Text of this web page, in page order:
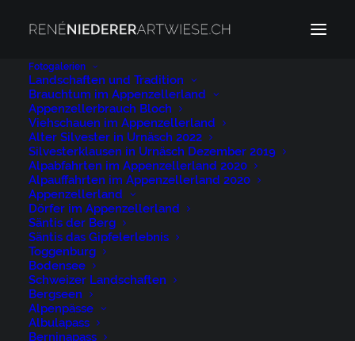
Fotogalerien
Landschaften und Tradition
Brauchtum im Appenzellerland
Appenzellerbrauch Bloch
Viehschauen im Appenzellerland
Alter Silvester in Urnäsch 2022
Silvesterklausen in Urnäsch Dezember 2019
Alpabfahrten im Appenzellerland 2020
Alpauffahrten im Appenzellerland 2020
Appenzellerland
Dörfer im Appenzellerland
Säntis der Berg
Säntis das Gipfelerlebnis
Toggenburg
Bodensee
Schweizer Landschaften
Bergseen
Alpenpässe
Albulapass
Berninapass
Rueras
Home Archive by Category "Rueras"
Rueras
Oberalppass